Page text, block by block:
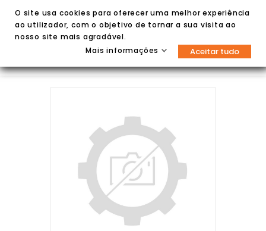

O site usa cookies para oferecer uma melhor experiência
ao utilizador, com o objetivo de tornar a sua visita ao
nosso site mais agradável.
Mais informações
Aceitar tudo